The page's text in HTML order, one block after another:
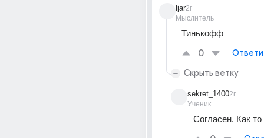
ljar
Мыслитель
2г
Тинькофф
0
Скрыть ветку
sekret_1400
Ученик
2г
Согласен. Как то